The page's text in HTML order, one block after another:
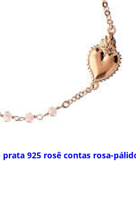
prata 925 rosê contas rosa-